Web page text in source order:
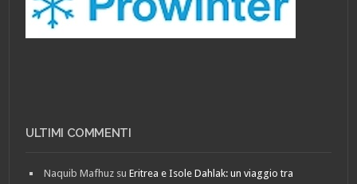
ULTIMI COMMENTI
Naquib Mafhuz suEritrea e Isole Dahlak: un viaggio tra